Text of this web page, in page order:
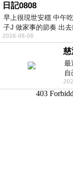
日記0808
早上很現世安穩 中午
子J 做家事的節奏 出
2026-08-08
最
民